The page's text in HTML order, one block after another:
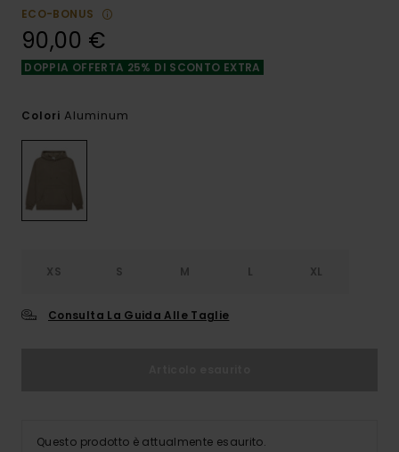
ECO-BONUS
90,00 €
DOPPIA OFFERTA 25% DI SCONTO EXTRA
Colori Aluminum
XS S M L XL
Consulta La Guida Alle Taglie
Questo prodotto è attualmente esaurito.